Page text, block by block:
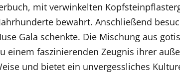
mit verwinkelten
bewahrt. Anschließend
Gala schenkte. Die Mischung aus
einem faszinierenden Zeugnis ihrer
und bietet ein unvergessliches